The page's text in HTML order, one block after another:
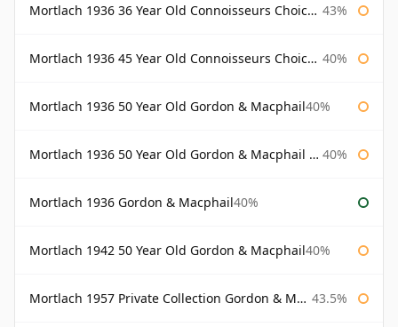
Mortlach 1936 36 Year Old Connoisseurs Choice Gordon & Macphail 43%
Mortlach 1936 45 Year Old Connoisseurs Choice Gordon & Macphail 40%
Mortlach 1936 50 Year Old Gordon & Macphail40%
Mortlach 1936 50 Year Old Gordon & Macphail 75cl 40%
Mortlach 1936 Gordon & Macphail40%
Mortlach 1942 50 Year Old Gordon & Macphail40%
Mortlach 1957 Private Collection Gordon & Macphail 43.5%